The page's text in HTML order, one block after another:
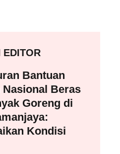
EDITOR
Bantuan
Nasional Beras
Goreng di
Kondisi